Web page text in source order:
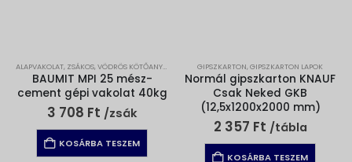
ALAPVAKOLAT, ZSÁKOS, VÖDRÖS KÖTŐANYAGOK
BAUMIT MPI 25 mész-
cement gépi vakolat 40kg
3 708 Ft /zsák
KOSÁRBA TESZEM
GIPSZKARTON, GIPSZKARTON LAPOK
Normál gipszkarton KNAUF
Csak Neked GKB
(12,5x1200x2000 mm)
2 357 Ft /tábla
KOSÁRBA TESZEM